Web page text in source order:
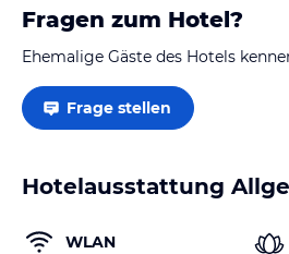
Fragen zum Hotel?
Ehemalige Gäste des Hotels
Frage stellen
Hotelausstattung
WLAN